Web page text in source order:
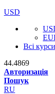
USD
Всі
44.4869
Авторизація
Пошук
RU